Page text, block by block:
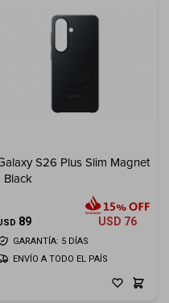
S26 Plus Slim Magnet
Black
89 USD 76
GARANTÍA: 5 DÍAS
ENVÍO A TODO EL PAÍS